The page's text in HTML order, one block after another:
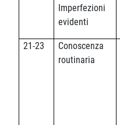
Imperfezioni
evidenti
21-23
Conoscenza
routinaria